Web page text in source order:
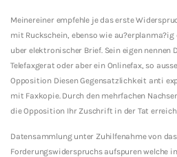
Meinereiner empfehle je das erste
mit Ruckschein, ebenso wie au?erplanma?ig
uber elektronischer Brief. Sein eigen nennen
Telefaxgerat oder aber ein Onlinefax, so
Opposition Diesen Gegensatzlichkeit anti
mit Faxkopie. Durch den mehrfachen
die Opposition Ihr Zuschrift in der Tat
Datensammlung unter Zuhilfenahme von
Forderungswiderspruchs aufspuren welche